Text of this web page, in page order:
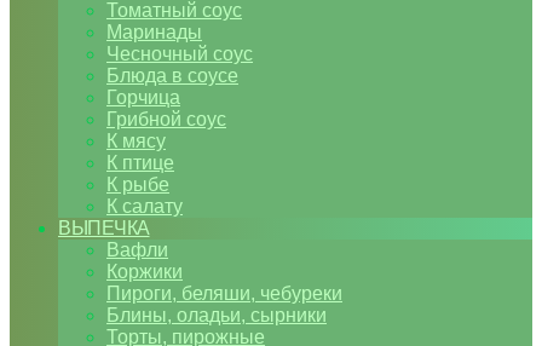
Томатный соус
Маринады
Чесночный соус
Блюда в соусе
Горчица
Грибной соус
К мясу
К птице
К рыбе
К салату
ВЫПЕЧКА
Вафли
Коржики
Пироги, беляши, чебуреки
Блины, оладьи, сырники
Торты, пирожные